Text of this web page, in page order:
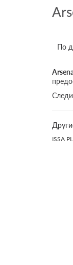
По
ISSA